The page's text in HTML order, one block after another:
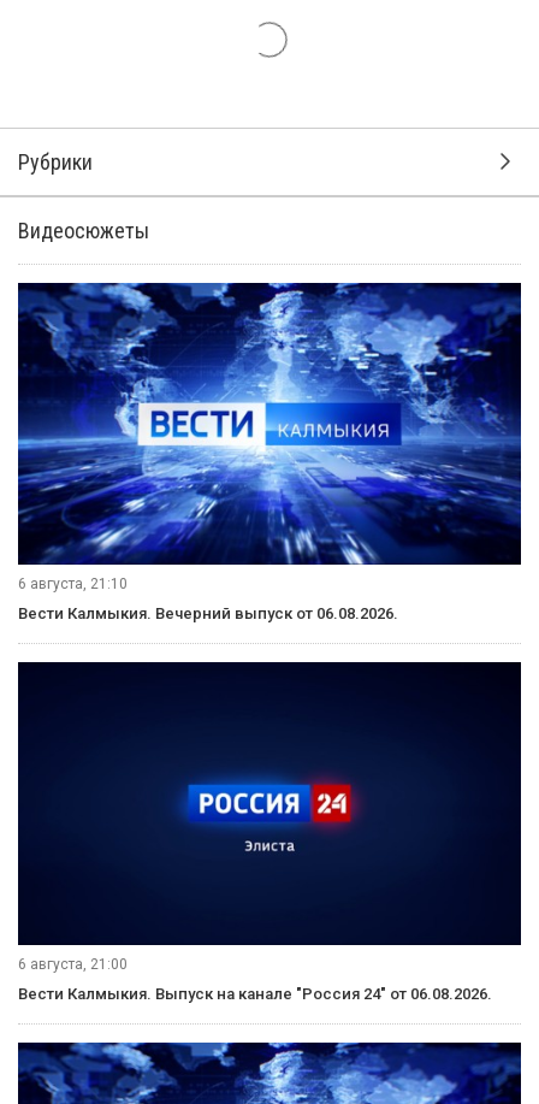
Рубрики
Видеосюжеты
6 августа, 21:10
Вести Калмыкия. Вечерний выпуск от 06.08.2026.
6 августа, 21:00
Вести Калмыкия. Выпуск на канале "Россия 24" от 06.08.2026.